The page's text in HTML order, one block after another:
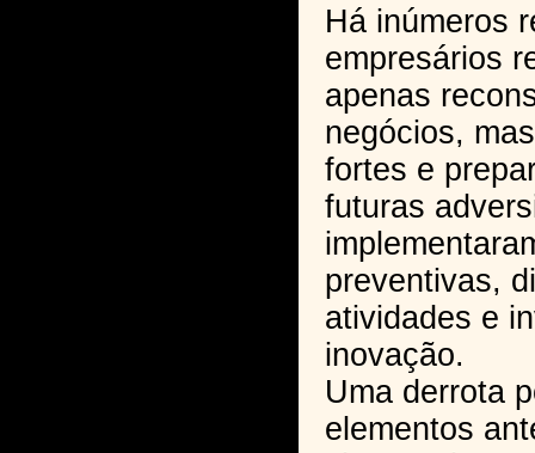
Há inúmeros
empresários
apenas
negócios,
fortes e
futuras
preventivas,
atividades e
inovação.
Uma derrota
elementos